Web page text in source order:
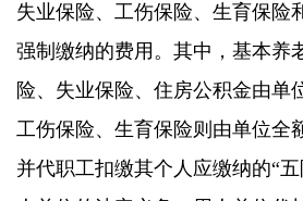
失业保险、工伤保险、生育保险
强制缴纳的费用。其中，基本养
险、失业保险、住房公积金由单
工伤保险、生育保险则由单位全
并代职工扣缴其个人应缴纳的“